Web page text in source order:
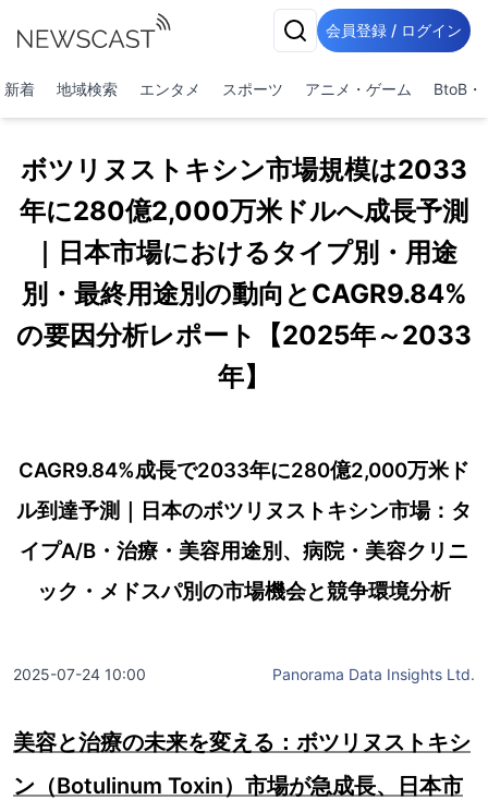
会員登録 / ログイン
新着 地域検索 エンタメ スポーツ アニメ・ゲーム BtoB・
ボツリヌストキシン市場規模は2033
年に280億2,000万米ドルへ成長予測
｜日本市場におけるタイプ別・用途
別・最終用途別の動向とCAGR9.84%
の要因分析レポート【2025年～2033
年】
CAGR9.84%成長で2033年に280億2,000万米ド
ル到達予測｜日本のボツリヌストキシン市場：タ
イプA/B・治療・美容用途別、病院・美容クリニ
ック・メドスパ別の市場機会と競争環境分析
2025-07-24 10:00 Panorama Data Insights Ltd.
美容と治療の未来を変える：ボツリヌストキシ
ン（Botulinum Toxin）市場が急成長、日本市